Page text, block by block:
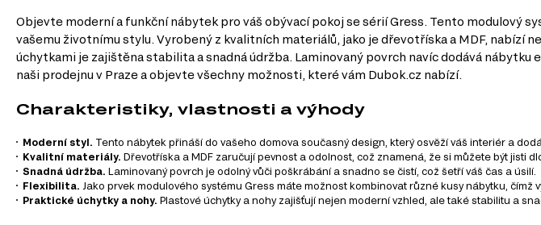
Objevte moderní a funkční nábytek pro váš obývací pokoj se sérií Gress. Tento modulový
vašemu životnímu stylu. Vyrobený z kvalitních materiálů, jako je dřevotříska a MDF, nabízí
úchytkami je zajištěna stabilita a snadná údržba. Laminovaný povrch navíc dodává
naši prodejnu v Praze a objevte všechny možnosti, které vám Dubok.cz nabízí.
Charakteristiky, vlastnosti a výhody
Moderní styl. Tento nábytek přináší do vašeho domova současný design, který osvěží váš interiér a
Kvalitní materiály. Dřevotříska a MDF zaručují pevnost a odolnost, což znamená, že si můžete být jisti
Snadná údržba. Laminovaný povrch je odolný vůči poškrábání a snadno se čistí, což šetří váš čas a úsilí.
Flexibilita. Jako prvek modulového systému Gress máte možnost kombinovat různé kusy nábytku, čímž
Praktické úchytky a nohy. Plastové úchytky a nohy zajišťují nejen moderní vzhled, ale také stabilitu a